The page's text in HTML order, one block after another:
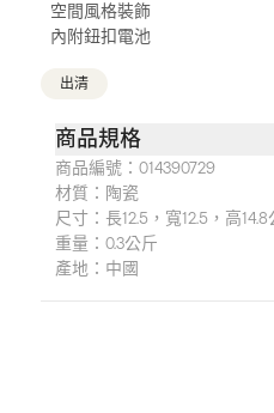
空間風格裝飾
內附鈕扣電池
出清
商品規格
商品編號： 014390729
材質： 陶瓷
尺寸： 長12.5，寬12.5，高
重量： 0.3公斤
產地： 中國